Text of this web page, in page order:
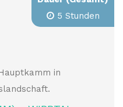
in
5 Stunden